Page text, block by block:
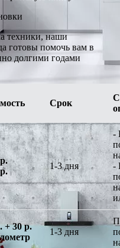
техники, наши
готовы помочь вам в
долгими годами
Срок
1-3 дня
-
-
+ 30 р.
1-3 дня